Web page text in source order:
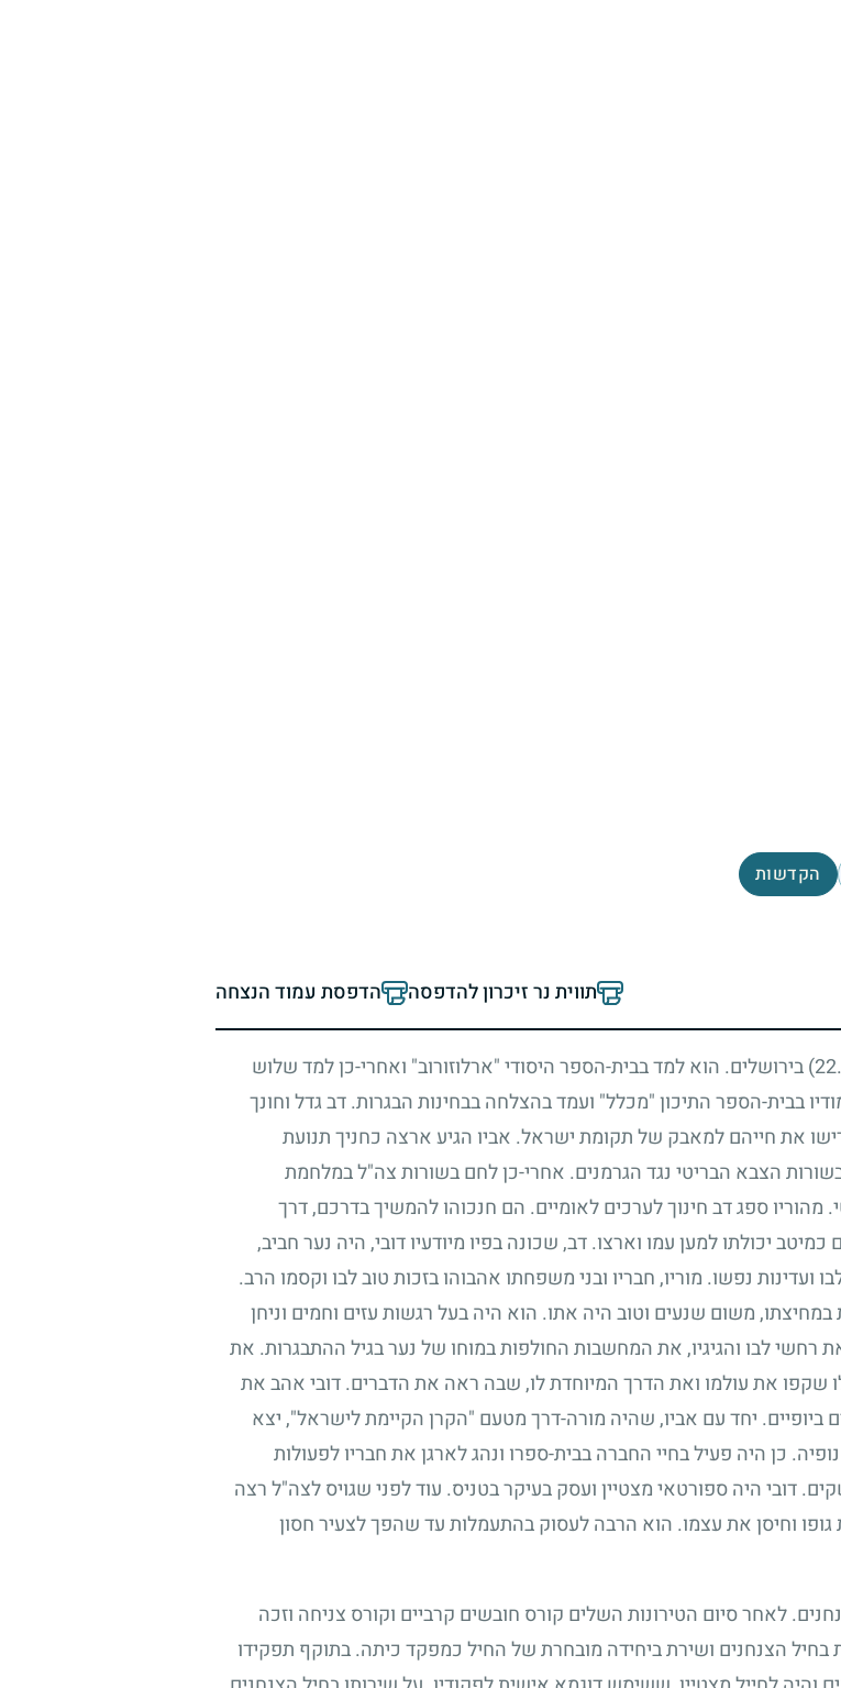
הקדשות
תווית נר זיכרון להדפסה הדפסת עמוד הנצחה
בירושלים. הוא למד בבית-הספר היסודי "ארלוזורוב" ואחרי-כן למד שלוש
בבית-הספר התיכון "מכלל" ועמד בהצלחה בבחינות הבגרות. דב גדל וחונך
את חייהם למאבק של תקומת ישראל. אביו הגיע ארצה כחניך תנועת
הצבא הבריטי נגד הגרמנים. אחרי-כן לחם בשורות צה"ל במלחמת
ספג דב חינוך לערכים לאומיים. הם חנכוהו להמשיך בדרכם, דרך
יכולתו למען עמו וארצו. דב, שכונה בפיו מיודעיו דובי, היה נער חביב,
נפשו. מוריו, חבריו ובני משפחתו אהבוהו בזכות טוב לבו וקסמו הרב.
משום שנעים וטוב היה אתו. הוא היה בעל רגשות עזים וחמים וניחן
רחשי לבו והגיגיו, את המחשבות החולפות במוחו של נער בגיל ההתבגרות. את
שקפו את עולמו ואת הדרך המיוחדת לו, שבה ראה את הדברים. דובי אהב את
ביופיים. יחד עם אביו, שהיה מורה-דרך מטעם "הקרן הקיימת לישראל", יצא
כן היה פעיל בחיי החברה בבית-ספרו ונהג לארגן את חבריו לפעולות
דובי היה ספורטאי מצטיין ועסק בעיקר בטניס. עוד לפני שגויס לצה"ל רצה
וחיסן את עצמו. הוא הרבה לעסוק בהתעמלות עד שהפך לצעיר חסון
לאחר סיום הטירונות השלים קורס חובשים קרביים וקורס צניחה וזכה
בחיל הצנחנים ושירת ביחידה מובחרת של החיל כמפקד כיתה. בתוקף תפקידו